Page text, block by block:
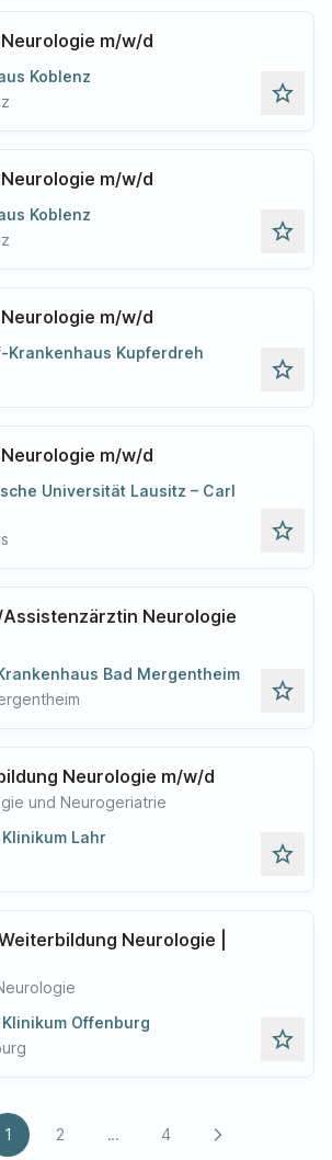
m/w/d
Koblenz
star_outline
m/w/d
Koblenz
star_outline
m/w/d
Krankenhaus Kupferdreh
star_outline
m/w/d
Universität Lausitz – Carl
star_outline
Neurologie
Bad Mergentheim
star_outline
Neurologie m/w/d
und Neurogeriatrie
Lahr
star_outline
Neurologie |
Offenburg
star_outline
1 2 ... 4 arrow_forward_ios